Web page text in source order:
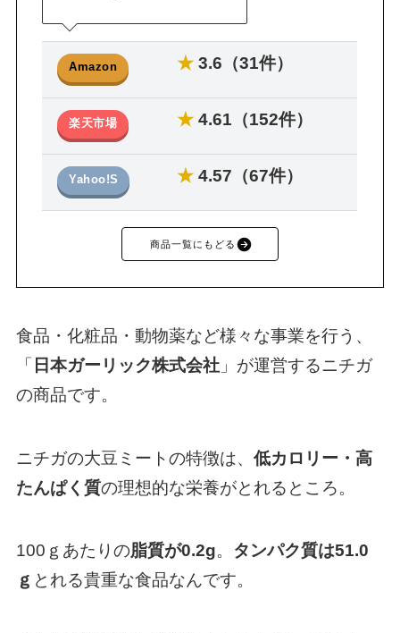
Amazon ★ 3.6（31件）
楽天市場 ★ 4.61（152件）
Yahoo!S ★ 4.57（67件）
商品一覧にもどる
食品・化粧品・動物薬など様々な事業を行う、
「 日本ガーリック株式会社」が運営するニチガ
の商品です。
ニチガの大豆ミートの特徴は、 低カロリー・高
たんぱく質の理想的な栄養がとれるところ。
100ｇあたりの脂質が0.2g。 タンパク質は51.0
ｇ とれる貴重な食品なんです。